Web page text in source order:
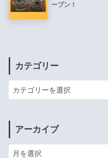
ープン！
カテゴリー
アーカイブ